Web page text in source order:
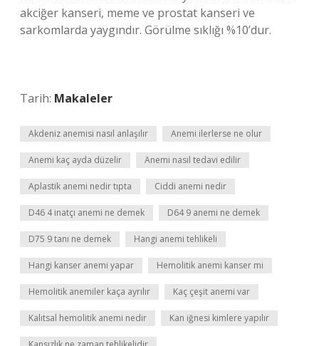
akciğer kanseri, meme ve prostat kanseri ve
sarkomlarda yaygındır. Görülme sıklığı %10’dur.
Tarih: Makaleler
Akdeniz anemisi nasıl anlaşılır Anemi ilerlerse ne olur
Anemi kaç ayda düzelir Anemi nasıl tedavi edilir
Aplastik anemi nedir tıpta Ciddi anemi nedir
D46 4 inatçı anemi ne demek D64 9 anemi ne demek
D75 9 tanı ne demek Hangi anemi tehlikeli
Hangi kanser anemi yapar Hemolitik anemi kanser mi
Hemolitik anemiler kaça ayrılır Kaç çeşit anemi var
Kalıtsal hemolitik anemi nedir Kan iğnesi kimlere yapılır